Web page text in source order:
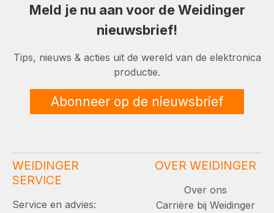
Meld je nu aan voor de Weidinger
nieuwsbrief!
Tips, nieuws & acties uit de wereld van de elektronica
productie.
Abonneer op de nieuwsbrief
WEIDINGER
SERVICE
Service en advies:
OVER WEIDINGER
Over ons
Carrière bij Weidinger